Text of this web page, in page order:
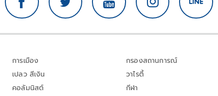
การเมือง
เปลว สีเงิน
คอลัมนิสต์
กรองสถานการณ์
วาไรตี้
กีฬา